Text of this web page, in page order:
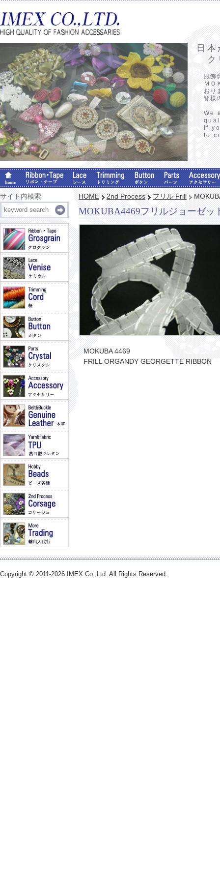
日
ク
服飾
ＭＯ
おり
皆様
We
If
to
サイト内検索 HOME 2nd Process フリル Frill
MOKUBA4469フリルジョーゼッ
MOKUBA 4469
FRILL ORGANDY GEORGETTE RIBBON
Copyright © 2011-2026 IMEX Co.,Ltd. All Rights Reserved.